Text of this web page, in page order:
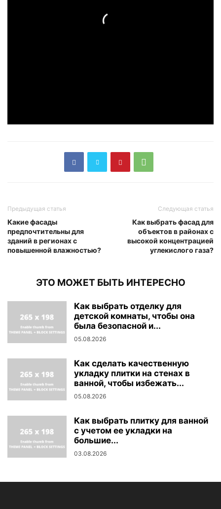
Предыдущая статья
Какие фасады
предпочтительны для
зданий в регионах с
повышенной влажностью?
Следующая статья
Как выбрать фасад для
объектов в районах с
высокой концентрацией
углекислого газа?
ЭТО МОЖЕТ БЫТЬ ИНТЕРЕСНО
Как выбрать отделку для
детской комнаты, чтобы она
была безопасной и...
05.08.2026
Как сделать качественную
укладку плитки на стенах в
ванной, чтобы избежать...
05.08.2026
Как выбрать плитку для ванной
с учетом ее укладки на
большие...
03.08.2026